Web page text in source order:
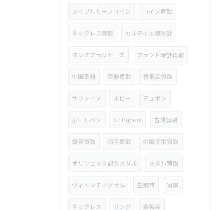
メイプルリーフコイン コイン買取
ネックレス買取 カルティエ腕時計
タンクフランセーズ ブランド時計買取
中国茶器 茶器買取 骨董品買取
サファイア ルビー デュポン
ボールペン S.T.Dupont 古銭買取
銀貨買取 切手買取 中国切手買取
オリンピック記念メダル メダル買取
ヴィトンモノグラム 生駒市 買取
ネックレス リング 金製品